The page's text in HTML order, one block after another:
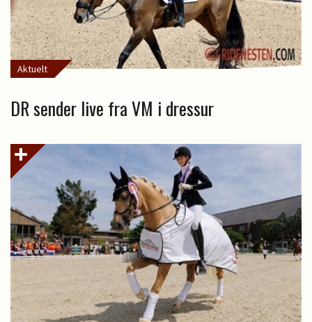
Aktuelt
DR sender live fra VM i dressur